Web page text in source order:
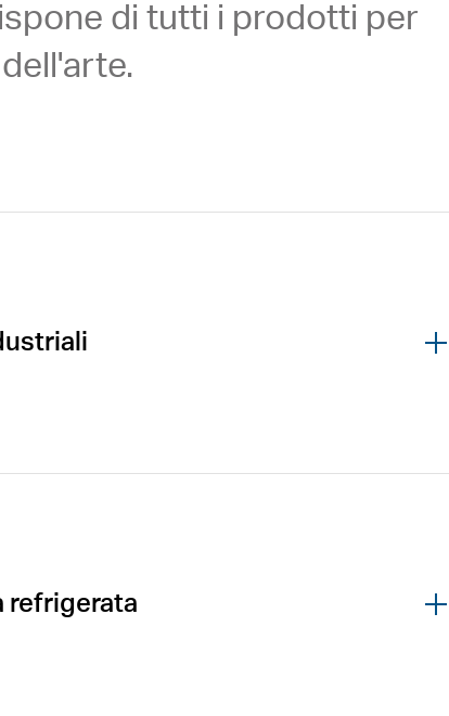
di tutti i prodotti per
Öffnen
refrigerata
Öffnen